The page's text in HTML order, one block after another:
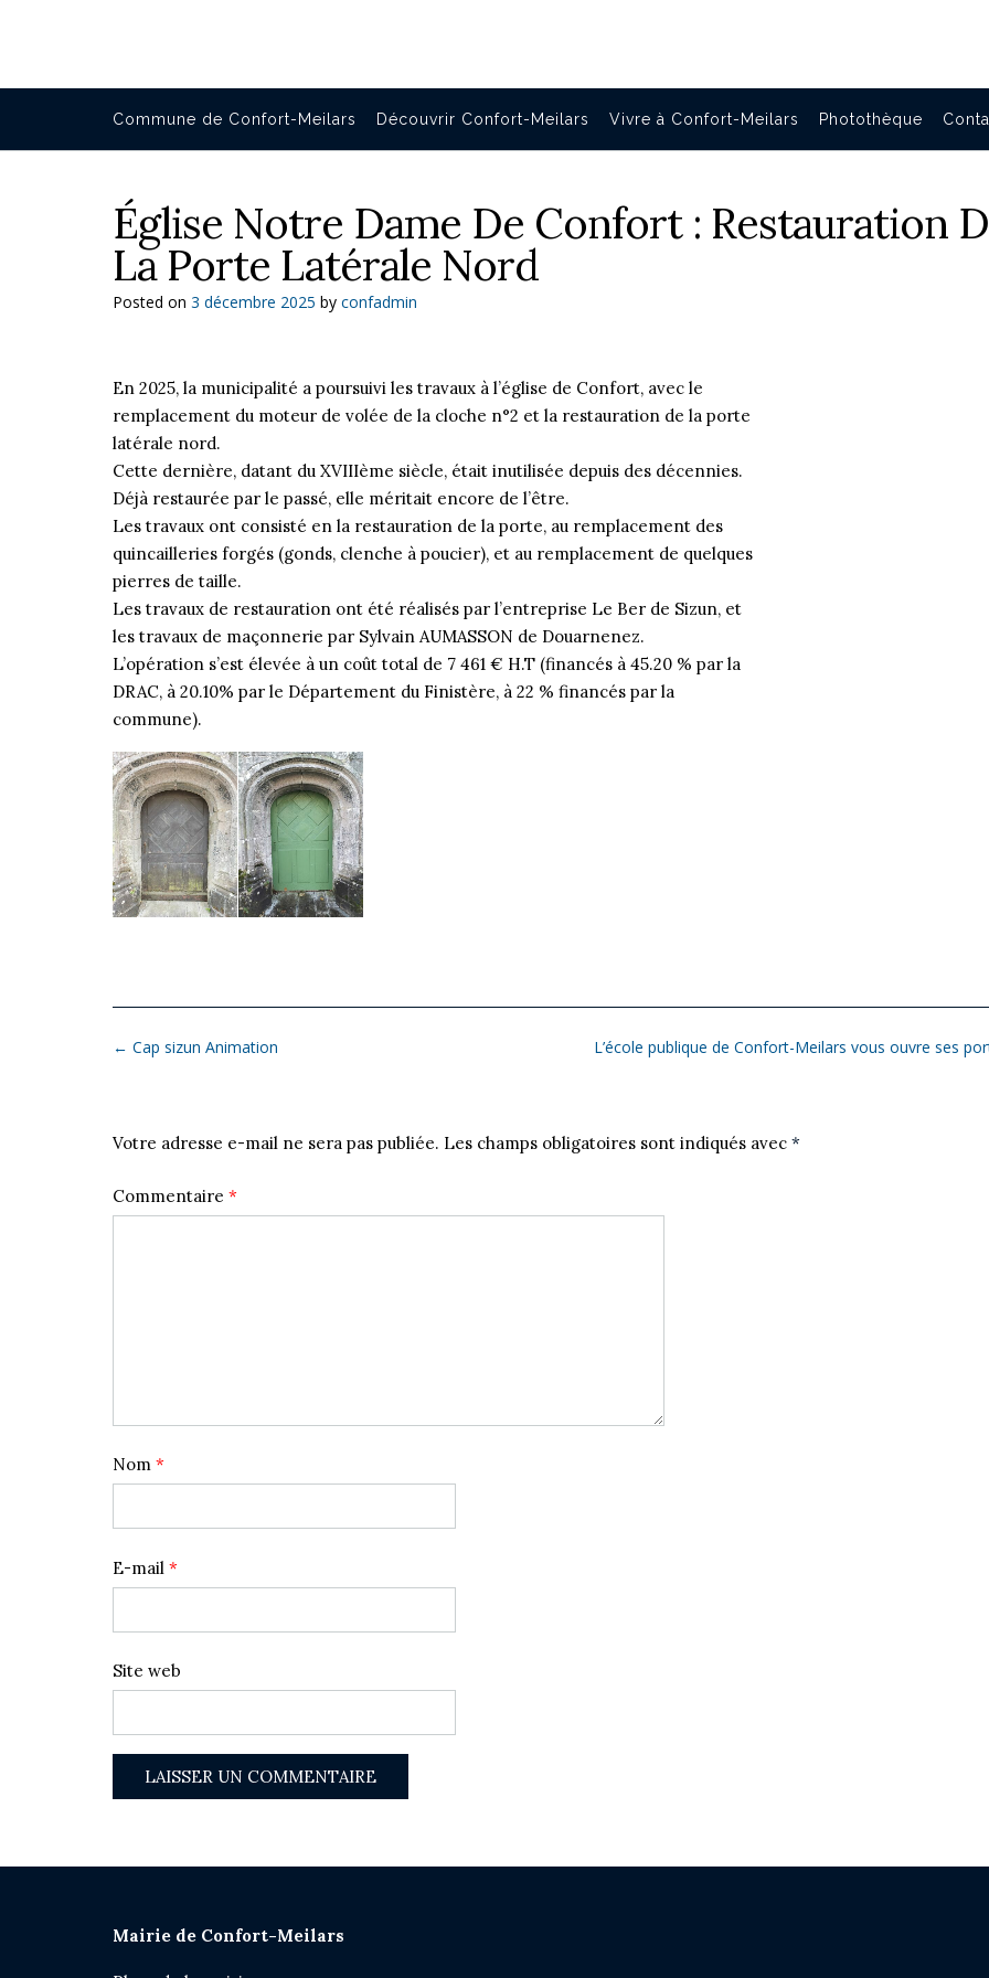
Commune de Confort-Meilars Découvrir Confort-Meilars Vivre à Confort-Meilars Photothèque
Église Notre Dame De Confort : Restauration
La Porte Latérale Nord
Posted on 3 décembre 2025 by confadmin
En 2025, la municipalité a poursuivi les travaux à l’église de Confort, avec le
remplacement du moteur de volée de la cloche n°2 et la restauration de la porte
latérale nord.
Cette dernière, datant du XVIIIème siècle, était inutilisée depuis des décennies.
Déjà restaurée par le passé, elle méritait encore de l’être.
Les travaux ont consisté en la restauration de la porte, au remplacement des
quincailleries forgés (gonds, clenche à poucier), et au remplacement de quelques
pierres de taille.
Les travaux de restauration ont été réalisés par l’entreprise Le Ber de Sizun, et
les travaux de maçonnerie par Sylvain AUMASSON de Douarnenez.
L’opération s’est élevée à un coût total de 7 461 € H.T (financés à 45.20 % par la
DRAC, à 20.10% par le Département du Finistère, à 22 % financés par la
commune).
L’école publique de Confort-Meilars vous ouvre ses
← Cap sizun Animation
Votre adresse e-mail ne sera pas publiée. Les champs obligatoires sont indiqués avec *
Commentaire *
Nom *
E-mail *
Site web
Mairie de Confort-Meilars